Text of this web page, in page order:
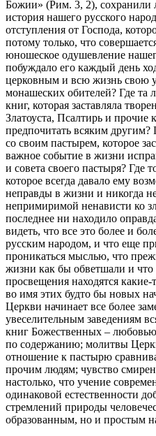
Божии» (Рим. 3, 2), сохранили
история нашего русского
отступления от Господа,
потому только, что
юношеское одушевление
побуждало его каждый день
церковным и всю жизнь свою
монашеских обителей? Где
книг, которая заставляла
Златоуста, Псалтирь и
предпочитать всяким другим?
со своим пастырем, которое
важное событие в жизни
и совета своего пастыря? Где
которое всегда давало ему
неправды в жизни и никогда
непримиримой ненависти ко
последнее ни находило
видеть, что все это более и
русским народом, и что еще
проникаться мыслью, что
жизни как бы обветшали и что
просвещения находятся
во имя этих будто бы новых
Церкви начинает все более
увеселительным заведениям
книг Божественных –
по содержанию; молитвы
отношение к пастырю
прочим людям; чувство
настолько, что учение
одинаковой естественности
стремлений природы
образованным, но и простым